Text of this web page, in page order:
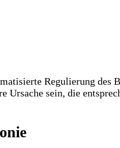
Regulierung
sein, die